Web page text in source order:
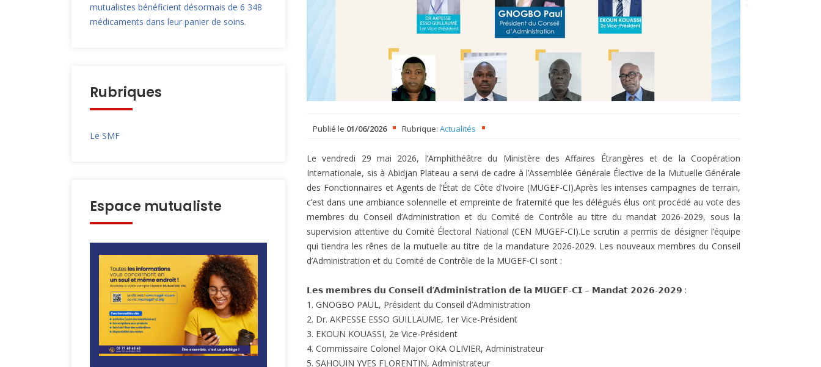
mutualistes bénéficient désormais de 6 348
médicaments dans leur panier de soins.
Rubriques
Le SMF
Espace mutualiste
Publié le 01/06/2026 Rubrique: Actualités
Le vendredi 29 mai 2026, l’Amphithéâtre du Ministère des Affaires Étrangères et de la Coopération
Internationale, sis à Abidjan Plateau a servi de cadre à l’Assemblée Générale Élective de la Mutuelle Générale
des Fonctionnaires et Agents de l’État de Côte d’Ivoire (MUGEF-CI).Après les intenses campagnes de terrain,
c’est dans une ambiance solennelle et empreinte de fraternité que les délégués élus ont procédé au vote des
membres du Conseil d’Administration et du Comité de Contrôle au titre du mandat 2026-2029, sous la
supervision attentive du Comité Électoral National (CEN MUGEF-CI).Le scrutin a permis de désigner l’équipe
qui tiendra les rênes de la mutuelle au titre de la mandature 2026-2029. Les nouveaux membres du Conseil
d’Administration et du Comité de Contrôle de la MUGEF-CI sont :
𝗟𝗲𝘀 𝗺𝗲𝗺𝗯𝗿𝗲𝘀 𝗱𝘂 𝗖𝗼𝗻𝘀𝗲𝗶𝗹 𝗱’𝗔𝗱𝗺𝗶𝗻𝗶𝘀𝘁𝗿𝗮𝘁𝗶𝗼𝗻 𝗱𝗲 𝗹𝗮 𝗠𝗨𝗚𝗘𝗙-𝗖𝗜 – 𝗠𝗮𝗻𝗱𝗮𝘁 𝟮𝟬𝟮𝟲-𝟮𝟬𝟮𝟵 :
1. GNOGBO PAUL, Président du Conseil d’Administration
2. Dr. AKPESSE ESSO GUILLAUME, 1er Vice-Président
3. EKOUN KOUASSI, 2e Vice-Président
4. Commissaire Colonel Major OKA OLIVIER, Administrateur
5. SAHOUIN YVES FLORENTIN, Administrateur